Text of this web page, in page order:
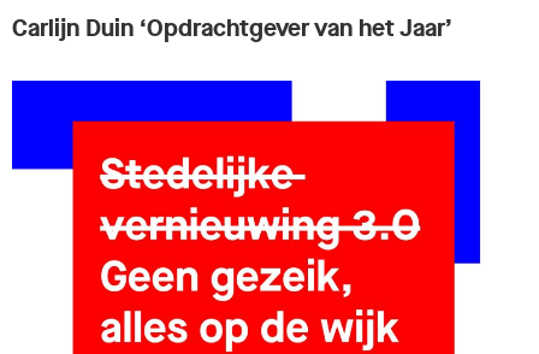
Carlijn Duin ‘Opdrachtgever van het Jaar’